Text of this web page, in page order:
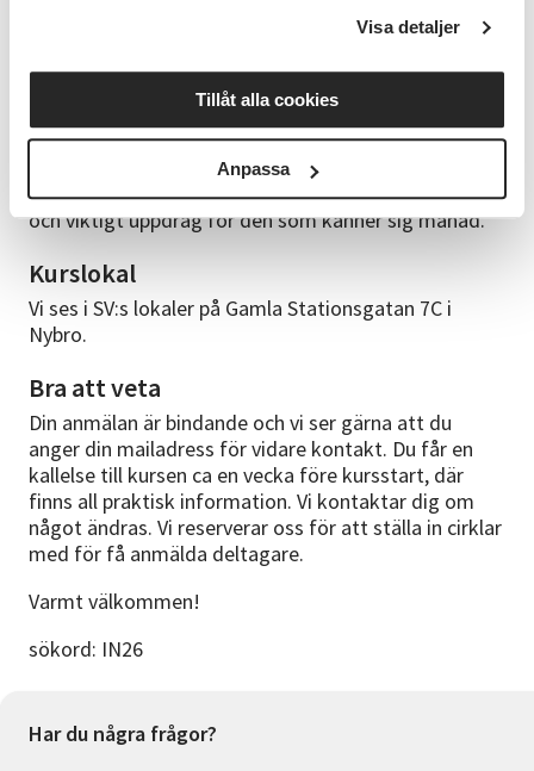
Visa detaljer
Tillåt alla cookies
Anpassa
ledare. En intressegrupp är kostnadsfri att vara med i
gruppen behöver utses till cirkelledare för att
registrera närvaro vid träffarna men har inget lärande
ansvar för det. För den som blir cirkelledare får
ledarutbildning och erbjuds gemenskap vid våra
årliga cirkelledarträffar som tack för hjälpen. Ett fint
och viktigt uppdrag för den som känner sig manad.
Kurslokal
Vi ses i SV:s lokaler på Gamla Stationsgatan 7C i
Nybro.
Bra att veta
Din anmälan är bindande och vi ser gärna att du
anger din mailadress för vidare kontakt. Du får en
kallelse till kursen ca en vecka före kursstart, där
finns all praktisk information. Vi kontaktar dig om
något ändras. Vi reserverar oss för att ställa in cirklar
med för få anmälda deltagare.
Varmt välkommen!
sökord: IN26
Har du några frågor?